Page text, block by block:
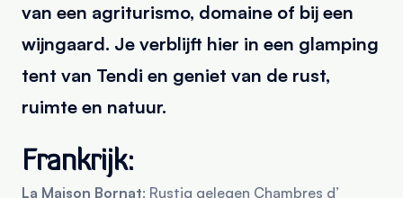
van een agriturismo, domaine of bij een
wijngaard. Je verblijft hier in een glamping
tent van Tendi en geniet van de rust,
ruimte en natuur.
Frankrijk:
La Maison Bornat: Rustig gelegen Chambres d’